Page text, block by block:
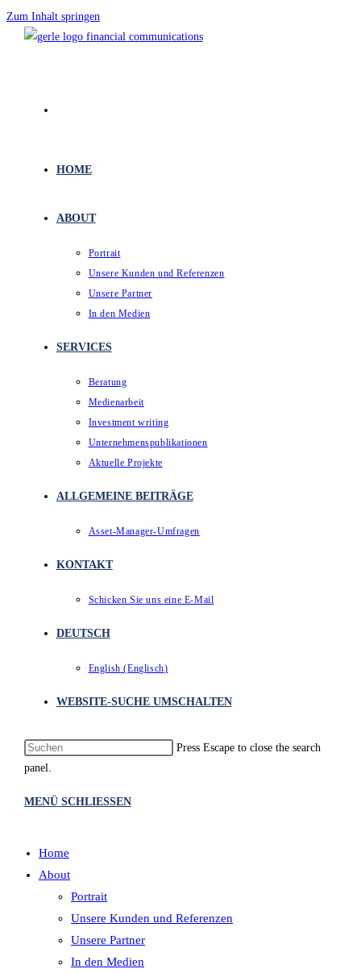
Zum Inhalt springen
HOME
ABOUT
Portrait
Unsere Kunden und Referenzen
Unsere Partner
In den Medien
SERVICES
Beratung
Medienarbeit
Investment writing
Unternehmenspublikationen
Aktuelle Projekte
ALLGEMEINE BEITRÄGE
Asset-Manager-Umfragen
KONTAKT
Schicken Sie uns eine E-Mail
DEUTSCH
English (Englisch)
WEBSITE-SUCHE UMSCHALTEN
Press Escape to close the search
panel.
MENÜ SCHLIESSEN
Home
About
Portrait
Unsere Kunden und Referenzen
Unsere Partner
In den Medien